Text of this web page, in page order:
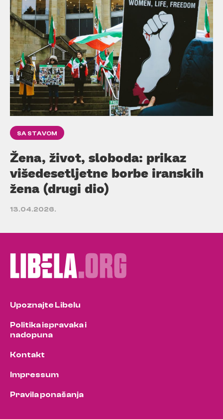
SA STAVOM
Žena, život, sloboda: prikaz
višedesetljetne borbe iranskih
žena (drugi dio)
13.04.2026.
Upoznajte Libelu
Politika ispravaka i
nadopuna
Kontakt
Impressum
Pravila ponašanja